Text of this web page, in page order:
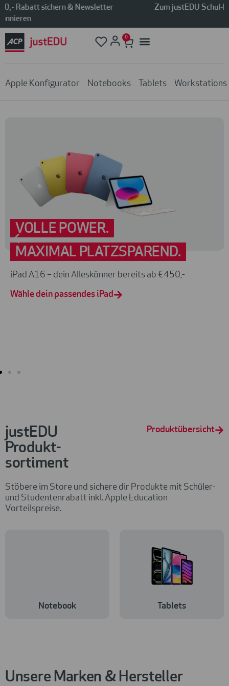
Zum justEDU Schul-Portal
0
Apple Konfigurator Notebooks Tablets Workstations
VOLLE POWER.
MAXIMAL PLATZSPAREND.
iPad A16 – dein Alleskönner bereits ab €450,-
Wähle dein passendes iPad
justEDU
Produkt­
sortiment
Produktübersicht
Stöbere im Store und sichere dir Produkte mit Schüler-
und Studentenrabatt inkl. Apple Education
Vorteilspreise.
Notebook Tablets
Unsere Marken & Hersteller